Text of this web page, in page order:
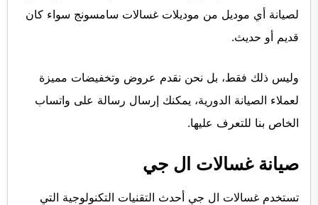
لصيانة أي موديل من موديلات غسالات سامسونج سواء كان
قديم أو حديث.
وليس ذلك فقط، بل نحن نقدم عروض وتخفيضات مميزة
لعملاء الصيانة الدورية، يمكنك إرسال رسالة على واتساب
الخاص بنا للتعرف عليها.
صيانة غسالات ال جي
تستخدم غسالات ال جي أحدث التقنيات التكنولوجية التي